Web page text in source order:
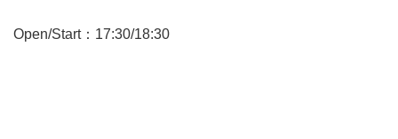
Open/Start：17:30/18:30